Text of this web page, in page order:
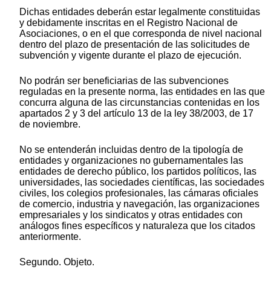
Dichas entidades deberán estar legalmente constituidas
y debidamente inscritas en el Registro Nacional de
Asociaciones, o en el que corresponda de nivel nacional
dentro del plazo de presentación de las solicitudes de
subvención y vigente durante el plazo de ejecución.
No podrán ser beneficiarias de las subvenciones
reguladas en la presente norma, las entidades en las que
concurra alguna de las circunstancias contenidas en los
apartados 2 y 3 del artículo 13 de la ley 38/2003, de 17
de noviembre.
No se entenderán incluidas dentro de la tipología de
entidades y organizaciones no gubernamentales las
entidades de derecho público, los partidos políticos, las
universidades, las sociedades científicas, las sociedades
civiles, los colegios profesionales, las cámaras oficiales
de comercio, industria y navegación, las organizaciones
empresariales y los sindicatos y otras entidades con
análogos fines específicos y naturaleza que los citados
anteriormente.
Segundo. Objeto.